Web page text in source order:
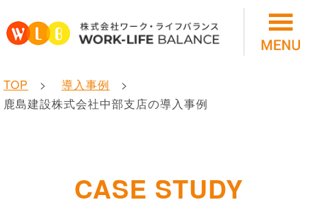
TOP
導入事例
鹿島建設株式会社中部支店の導入事例
CASE STUDY